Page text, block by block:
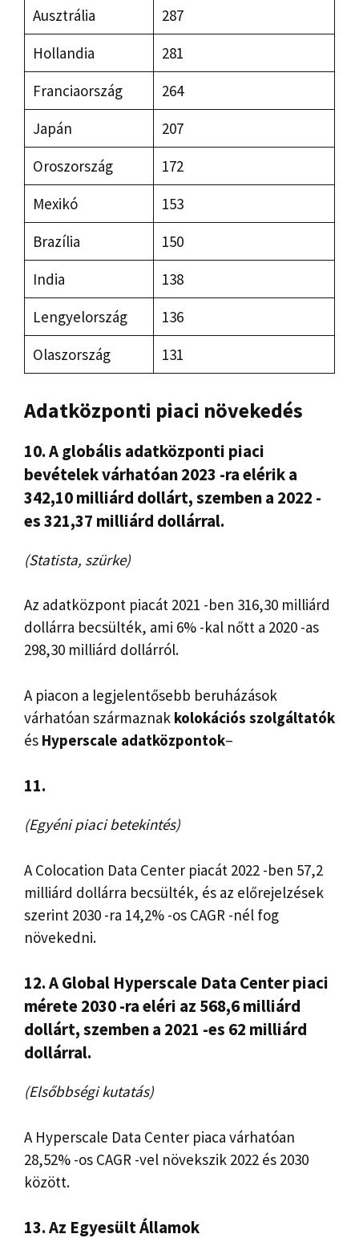
Ausztrália
287
Hollandia
281
Franciaország
264
Japán
207
Oroszország
172
Mexikó
153
Brazília
150
India
138
Lengyelország
136
Olaszország
131
Adatközponti piaci növekedés
10. A globális adatközponti piaci
bevételek várhatóan 2023 -ra elérik a
342,10 milliárd dollárt, szemben a 2022 -
es 321,37 milliárd dollárral.
(Statista, szürke)
Az adatközpont piacát 2021 -ben 316,30 milliárd
dollárra becsülték, ami 6% -kal nőtt a 2020 -as
298,30 milliárd dollárról.
A piacon a legjelentősebb beruházások
várhatóan származnak kolokációs szolgáltatók
és Hyperscale adatközpontok–
11.
(Egyéni piaci betekintés)
A Colocation Data Center piacát 2022 -ben 57,2
milliárd dollárra becsülték, és az előrejelzések
szerint 2030 -ra 14,2% -os CAGR -nél fog
növekedni.
12. A Global Hyperscale Data Center piaci
mérete 2030 -ra eléri az 568,6 milliárd
dollárt, szemben a 2021 -es 62 milliárd
dollárral.
(Elsőbbségi kutatás)
A Hyperscale Data Center piaca várhatóan
28,52% -os CAGR -vel növekszik 2022 és 2030
között.
13. Az Egyesült Államok